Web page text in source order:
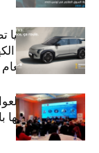
سيتي كارز –
بلقب سيارة العام
بين الطموح
استعادة كفاءاتها